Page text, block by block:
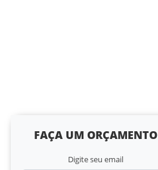
FAÇA UM ORÇAMENTO
Digite seu email